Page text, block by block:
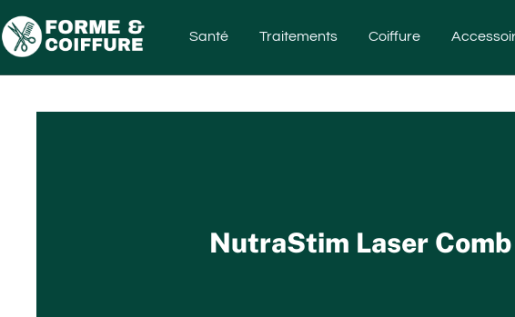
Santé Traitements Coiffure
NutraStim Laser